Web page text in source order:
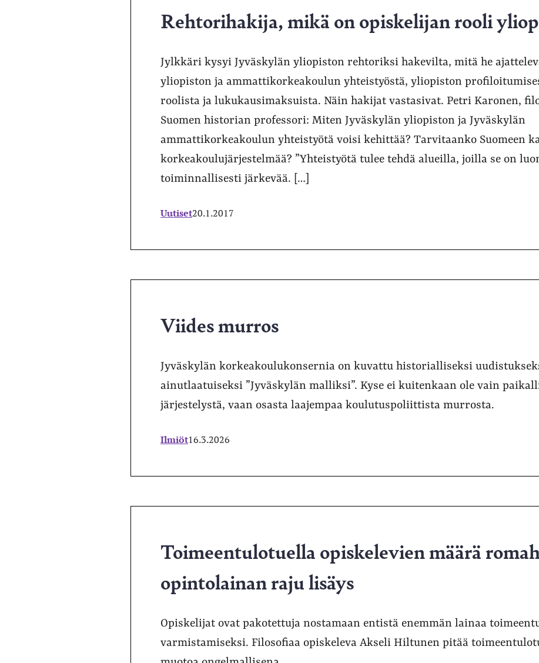
Rehtorihakija, mikä on opiskelijan rooli
Jylkkäri kysyi Jyväskylän yliopiston rehtoriksi hakevilta, mitä he
yliopiston ja ammattikorkeakoulun yhteistyöstä, yliopiston
roolista ja lukukausimaksuista. Näin hakijat vastasivat. Petri Karonen,
Suomen historian professori: Miten Jyväskylän yliopiston ja Jyväskylän
ammattikorkeakoulun yhteistyötä voisi kehittää? Tarvitaanko Suomeen
korkeakoulujärjestelmää? ”Yhteistyötä tulee tehdä alueilla, joilla se on
toiminnallisesti järkevää. […]
Uutiset20.1.2017
Viides murros
Jyväskylän korkeakoulukonsernia on kuvattu historialliseksi
ainutlaatuiseksi ”Jyväskylän malliksi”. Kyse ei kuitenkaan ole vain
järjestelystä, vaan osasta laajempaa koulutuspoliittista murrosta.
Ilmiöt16.3.2026
Toimeentulotuella opiskelevien määrä
opintolainan raju lisäys
Opiskelijat ovat pakotettuja nostamaan entistä enemmän lainaa
varmistamiseksi. Filosofiaa opiskeleva Akseli Hiltunen pitää